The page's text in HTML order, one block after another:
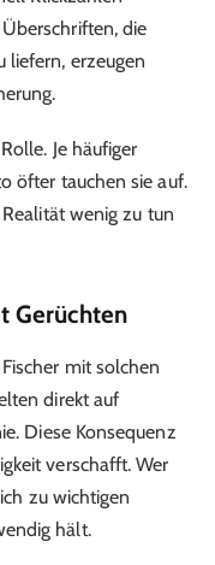
die
liefern, erzeugen
Je häufiger
öfter tauchen sie auf.
wenig zu tun
Gerüchten
mit solchen
direkt auf
Diese Konsequenz
verschafft. Wer
zu wichtigen
hält.